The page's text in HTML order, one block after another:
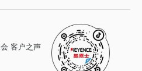
客户之声